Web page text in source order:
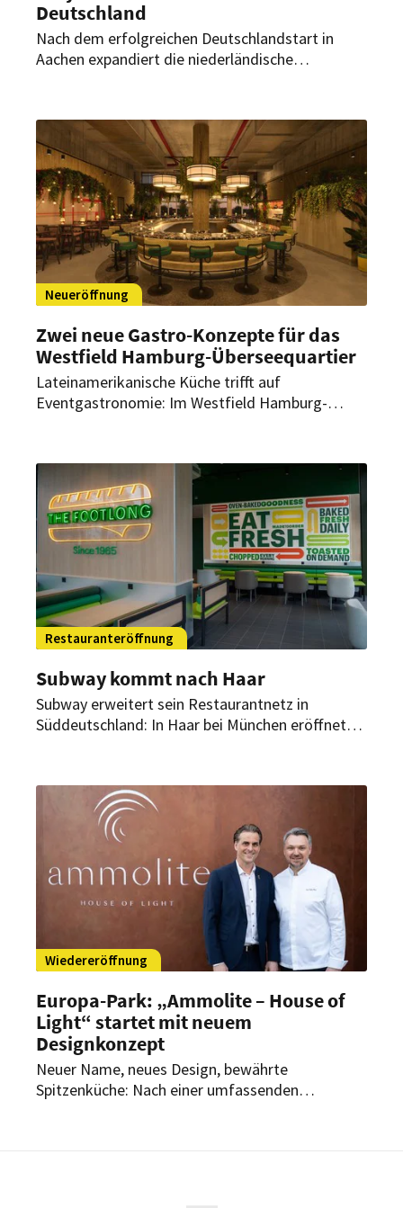
Deutschland
Nach dem erfolgreichen Deutschlandstart in
Aachen expandiert die niederländische
Standort eröffnen.
Neueröffnung
Zwei neue Gastro-Konzepte für das
Westfield Hamburg-Überseequartier
Lateinamerikanische Küche trifft auf
Eventgastronomie: Im Westfield Hamburg-
Umsetzung stehen nun fest.
Restauranteröffnung
Subway kommt nach Haar
Subway erweitert sein Restaurantnetz in
Süddeutschland: In Haar bei München eröffnet
Wiedereröffnung
Europa-Park: „Ammolite – House of
Light“ startet mit neuem
Designkonzept
Neuer Name, neues Design, bewährte
Spitzenküche: Nach einer umfassenden